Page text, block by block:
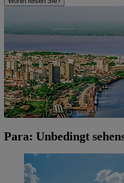
Para: Unbedingt